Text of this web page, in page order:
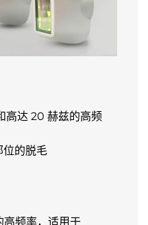
高达 20 赫兹的高频
位的脱毛
频率，适用于